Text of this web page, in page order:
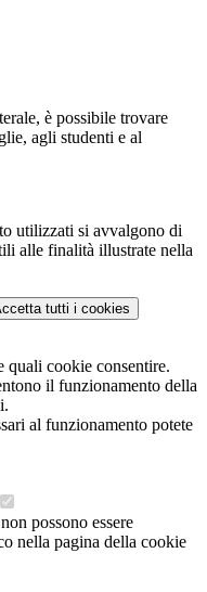
è possibile trovare
agli studenti e al
utilizzati si avvalgono di
alle finalità illustrate nella
tutti i cookies
quali cookie consentire.
il funzionamento della
al funzionamento potete
possono essere
nella pagina della cookie